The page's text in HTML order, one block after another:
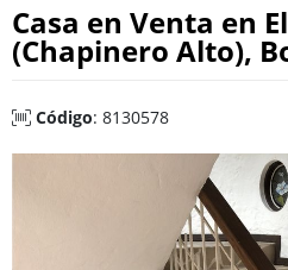
Casa en Venta en
(Chapinero Alto),
Código: 8130578